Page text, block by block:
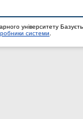
університету
системи